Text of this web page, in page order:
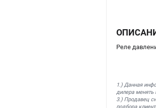
Реле
1.) Данная
дилера менять
3.) Продавец